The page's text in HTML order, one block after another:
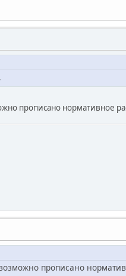
прописано нормативное
прописано